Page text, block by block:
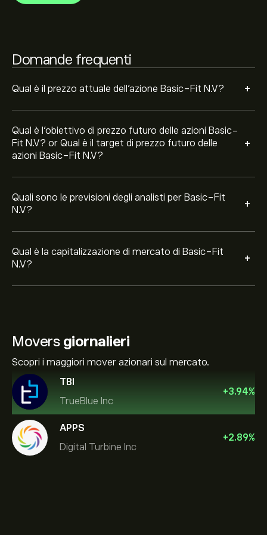
Domande frequenti
Qual è il prezzo attuale dell'azione Basic-Fit N.V? +
Qual è l'obiettivo di prezzo futuro delle azioni Basic-
Fit N.V? or Qual è il target di prezzo futuro delle
azioni Basic-Fit N.V?
+
Quali sono le previsioni degli analisti per Basic-Fit
N.V?
+
Qual è la capitalizzazione di mercato di Basic-Fit
N.V?
+
Movers giornalieri
Scopri i maggiori mover azionari sul mercato.
TBI
TrueBlue Inc
+3.94%
APPS
Digital Turbine Inc
+2.89%